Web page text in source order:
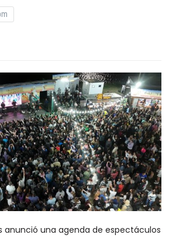
anunció una agenda de espectáculos